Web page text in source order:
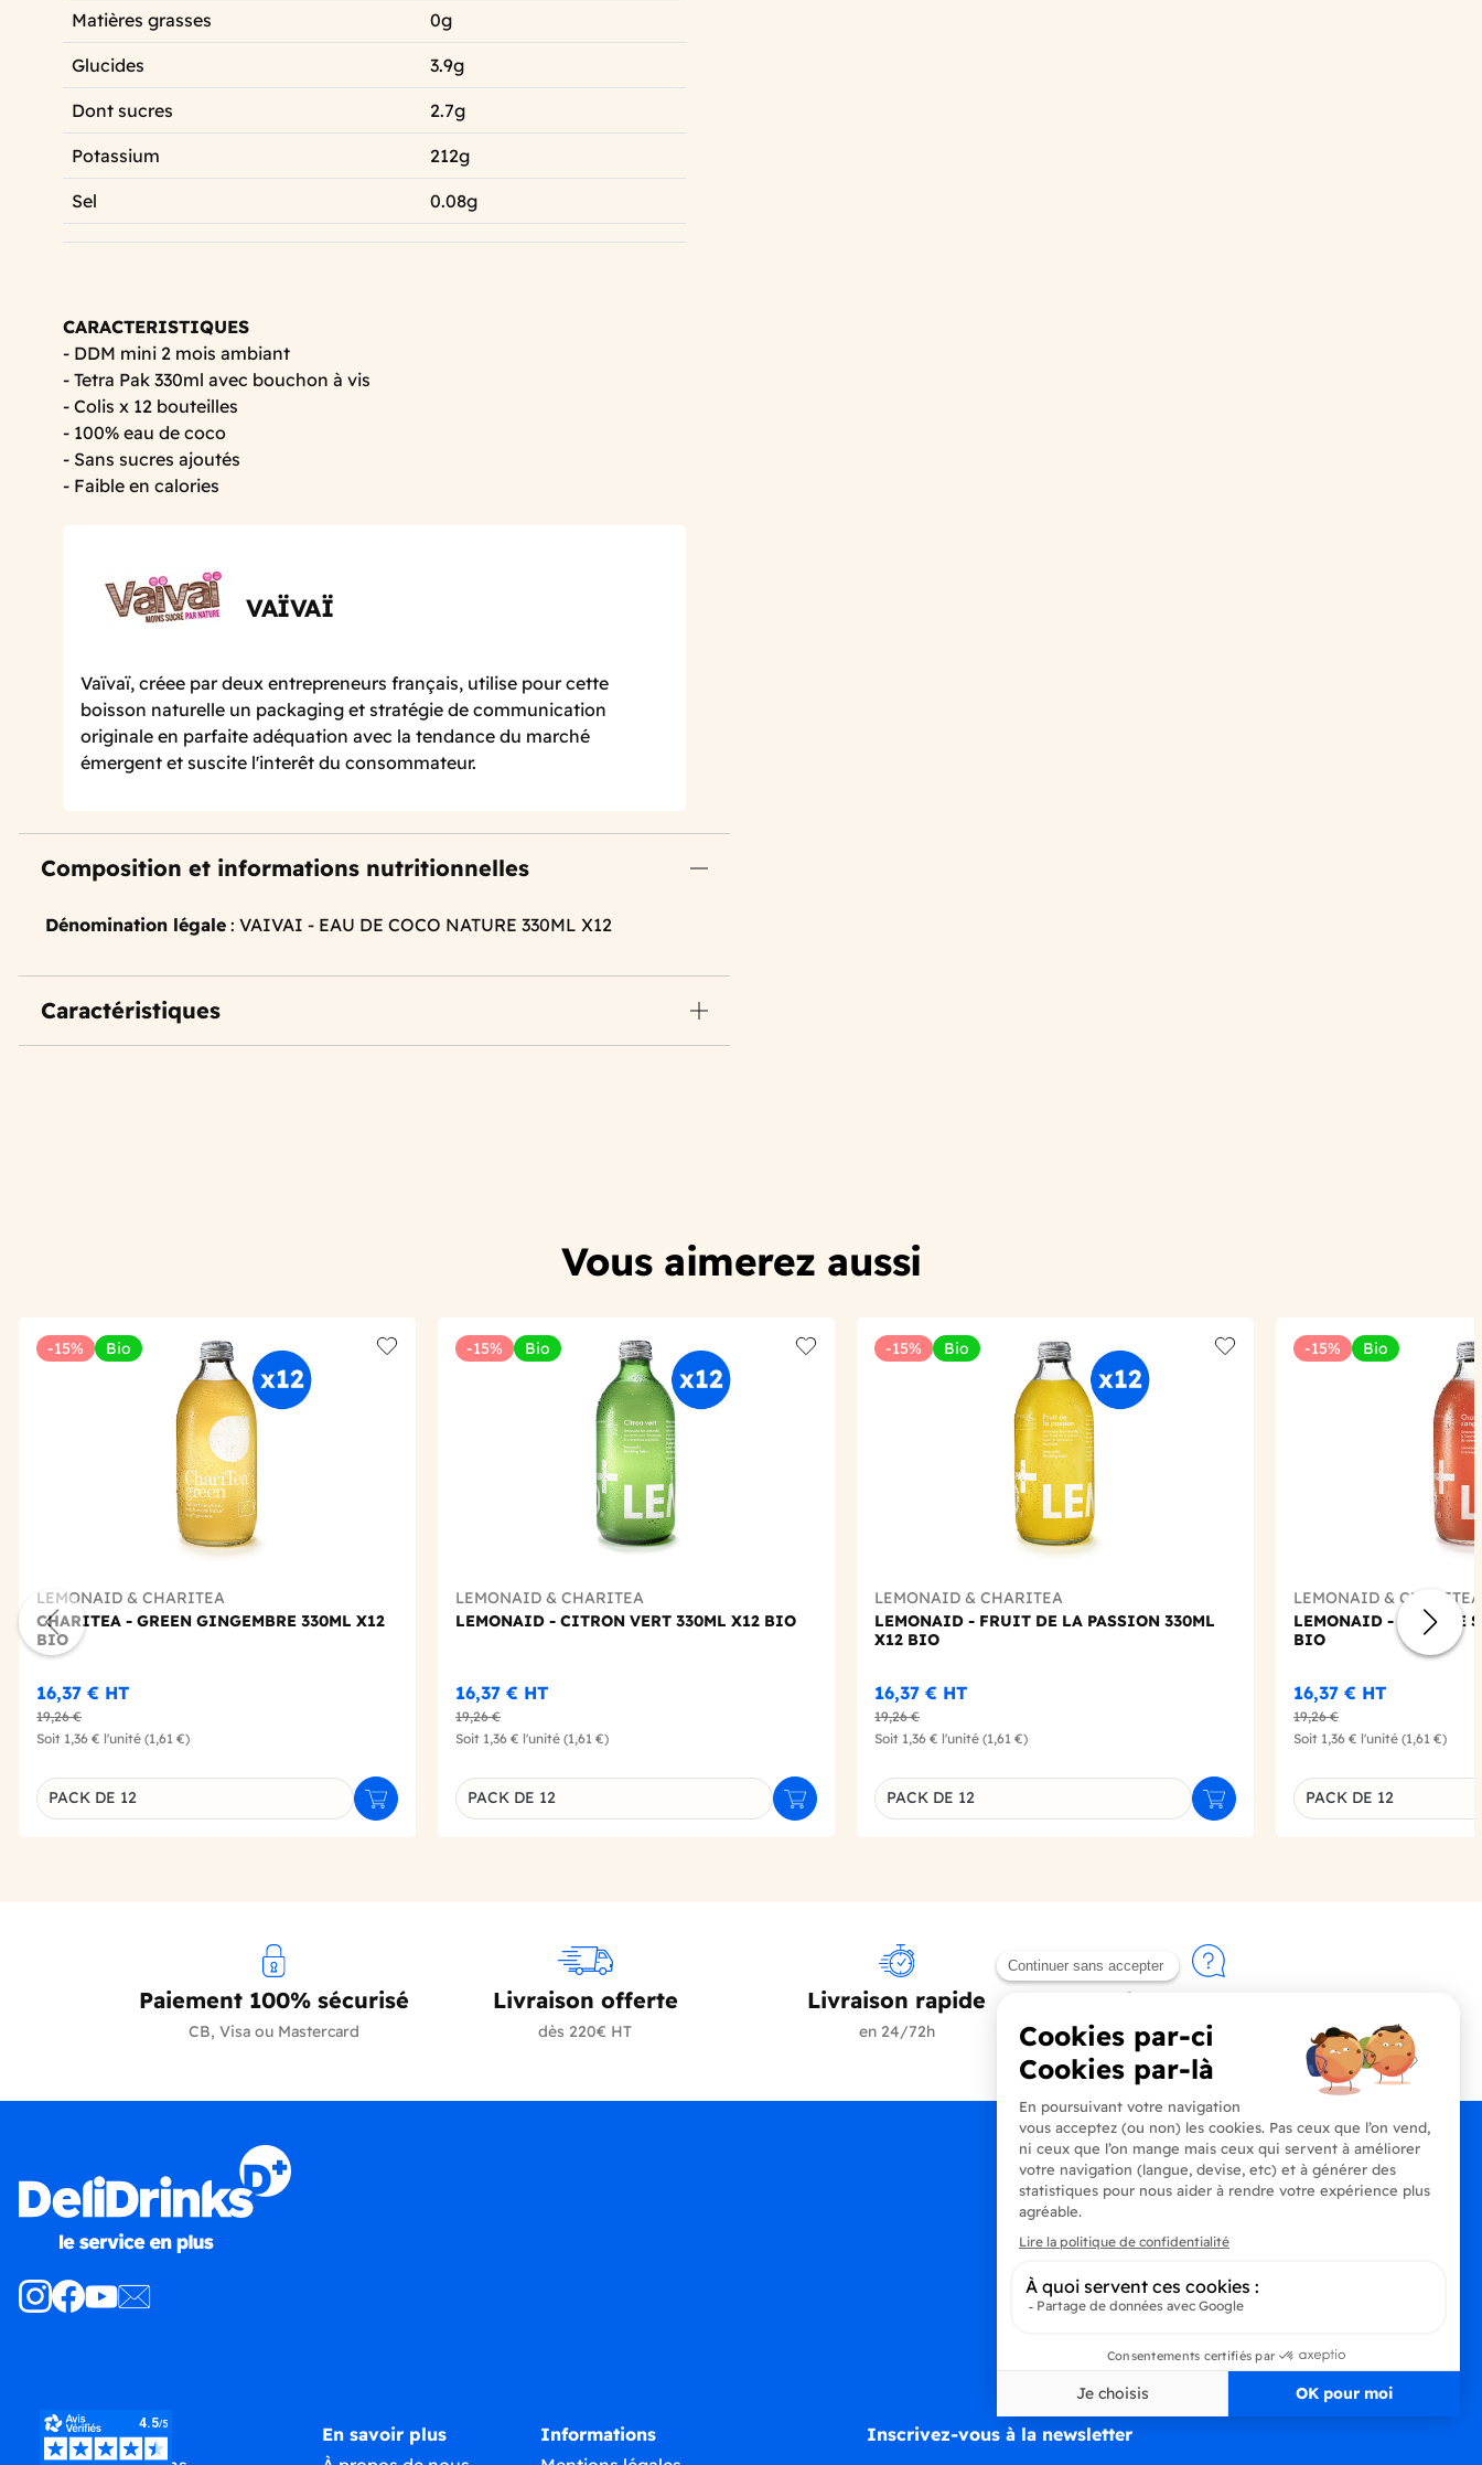
Matières grasses 0g
Glucides 3.9g
Dont sucres 2.7g
Potassium 212g
Sel 0.08g
CARACTERISTIQUES
- DDM mini 2 mois ambiant
- Tetra Pak 330ml avec bouchon à vis
- Colis x 12 bouteilles
- 100% eau de coco
- Sans sucres ajoutés
- Faible en calories
VAÏVAÏ
Vaïvaï, créee par deux entrepreneurs français, utilise pour cette
boisson naturelle un packaging et stratégie de communication
originale en parfaite adéquation avec la tendance du marché
émergent et suscite l'interêt du consommateur.
Composition et informations nutritionnelles
Dénomination légale : VAIVAI - EAU DE COCO NATURE 330ML X12
Caractéristiques
Vous aimerez aussi
-15% Bio
Add to wishlist
LEMONAID & CHARITEA
CHARITEA - GREEN GINGEMBRE 330ML X12
BIO
16,37 € HT
19,26 €
Soit 1,36 € l'unité (1,61 €)
Déclinaison du produit
PACK DE 12 Ajouter au panier
-15% Bio
Add to wishlist
LEMONAID & CHARITEA
LEMONAID - CITRON VERT 330ML X12 BIO
16,37 € HT
19,26 €
Soit 1,36 € l'unité (1,61 €)
Déclinaison du produit
PACK DE 12 Ajouter au panier
-15% Bio
Add to wishlist
LEMONAID & CHARITEA
LEMONAID - FRUIT DE LA PASSION 330ML
X12 BIO
16,37 € HT
19,26 €
Soit 1,36 € l'unité (1,61 €)
Déclinaison du produit
PACK DE 12 Ajouter au panier
-15% Bio
LEMONAID & CHARITEA
LEMONAID - ORANGE
BIO
16,37 € HT
19,26 €
Soit 1,36 € l'unité (1,61 €)
Déclinaison du produit
PACK DE 12
Paiement 100% sécurisé
CB, Visa ou Mastercard
Livraison offerte
dès 220€ HT
Livraison rapide
en 24/72h
Contactez-nous
+33 (0)4 90 91 20 80
Produits
En savoir plus
Informations
Inscrivez-vous à la newsletter